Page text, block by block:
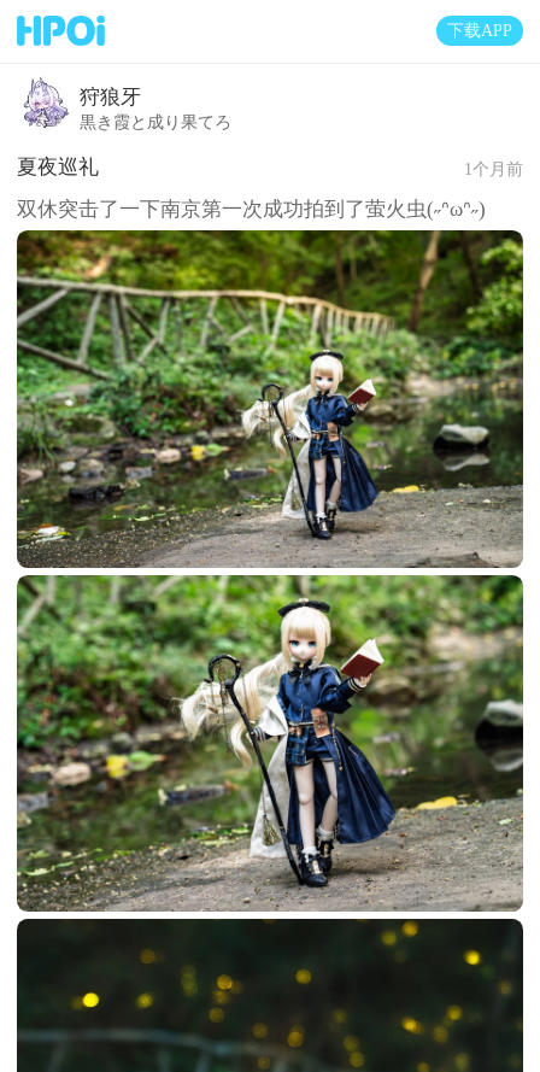
下载APP
狩狼牙
黒き霞と成り果てろ
夏夜巡礼 1个月前
双休突击了一下南京第一次成功拍到了萤火虫(˶ᐢωᐢ˶)